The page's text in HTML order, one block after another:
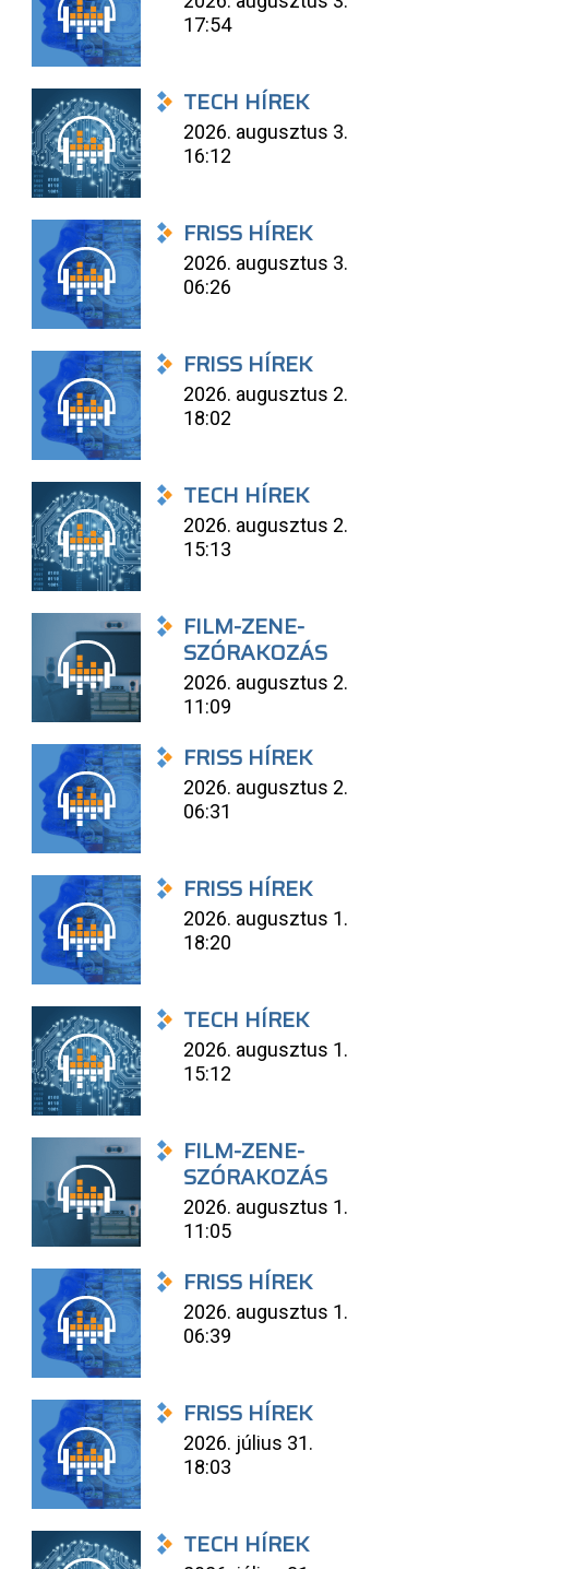
17:54
TECH HÍREK
2026. augusztus 3.
16:12
FRISS HÍREK
2026. augusztus 3.
06:26
FRISS HÍREK
2026. augusztus 2.
18:02
TECH HÍREK
2026. augusztus 2.
15:13
FILM-ZENE-
SZÓRAKOZÁS
2026. augusztus 2.
11:09
FRISS HÍREK
2026. augusztus 2.
06:31
FRISS HÍREK
2026. augusztus 1.
18:20
TECH HÍREK
2026. augusztus 1.
15:12
FILM-ZENE-
SZÓRAKOZÁS
2026. augusztus 1.
11:05
FRISS HÍREK
2026. augusztus 1.
06:39
FRISS HÍREK
2026. július 31.
18:03
TECH HÍREK